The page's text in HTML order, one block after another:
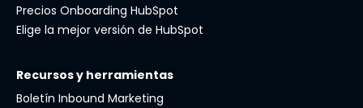
Precios Onboarding HubSpot
Elige la mejor versión de HubSpot
Recursos y herramientas
Boletín Inbound Marketing